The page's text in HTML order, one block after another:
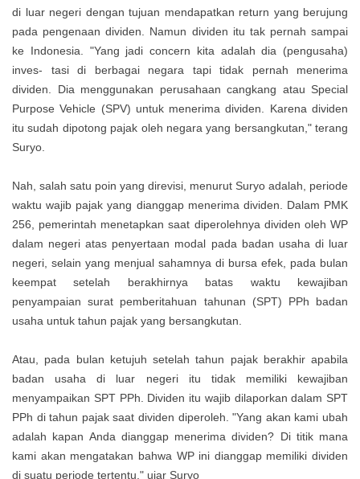
di luar negeri dengan tujuan mendapatkan return yang berujung
pada pengenaan dividen. Namun dividen itu tak pernah sampai
ke Indonesia. "Yang jadi concern kita adalah dia (pengusaha)
inves- tasi di berbagai negara tapi tidak pernah menerima
dividen. Dia menggunakan perusahaan cangkang atau Special
Purpose Vehicle (SPV) untuk menerima dividen. Karena dividen
itu sudah dipotong pajak oleh negara yang bersangkutan," terang
Suryo.
Nah, salah satu poin yang direvisi, menurut Suryo adalah, periode
waktu wajib pajak yang dianggap menerima dividen. Dalam PMK
256, pemerintah menetapkan saat diperolehnya dividen oleh WP
dalam negeri atas penyertaan modal pada badan usaha di luar
negeri, selain yang menjual sahamnya di bursa efek, pada bulan
keempat setelah berakhirnya batas waktu kewajiban
penyampaian surat pemberitahuan tahunan (SPT) PPh badan
usaha untuk tahun pajak yang bersangkutan.
Atau, pada bulan ketujuh setelah tahun pajak berakhir apabila
badan usaha di luar negeri itu tidak memiliki kewajiban
menyampaikan SPT PPh. Dividen itu wajib dilaporkan dalam SPT
PPh di tahun pajak saat dividen diperoleh. "Yang akan kami ubah
adalah kapan Anda dianggap menerima dividen? Di titik mana
kami akan mengatakan bahwa WP ini dianggap memiliki dividen
di suatu periode tertentu," ujar Suryo